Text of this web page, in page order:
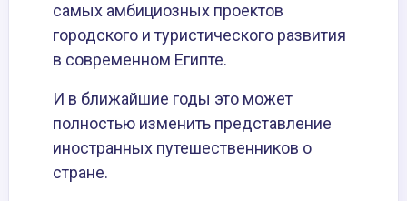
самых амбициозных проектов
городского и туристического развития
в современном Египте.
И в ближайшие годы это может
полностью изменить представление
иностранных путешественников о
стране.